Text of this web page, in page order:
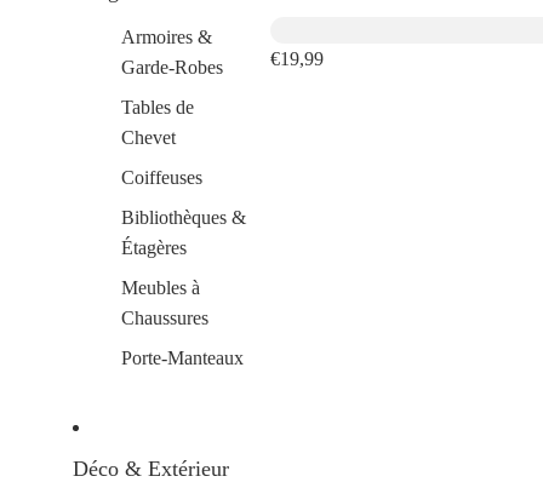
Armoires &
Garde-Robes
Tables de
Chevet
Coiffeuses
Bibliothèques &
Étagères
Meubles à
Chaussures
Porte-Manteaux
€19,99
Déco & Extérieur